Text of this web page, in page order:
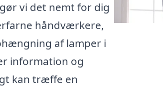
vi det nemt for dig
håndværkere,
af lamper i
information og
kan træffe en